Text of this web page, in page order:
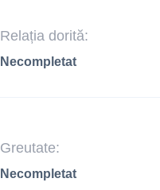
Relația dorită:
Necompletat
Greutate:
Necompletat